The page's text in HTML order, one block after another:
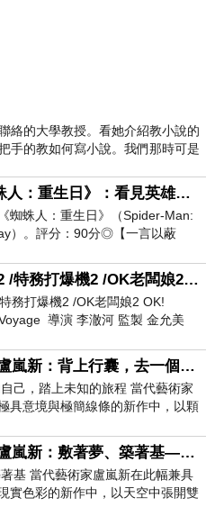
絡的大學教授。看她介紹教小說的
手的教如何寫小說。我們那時可是
影評--《蜘蛛人：重生日》：看見英雄的孤獨與重生
蜘蛛人：重生日》（Spider-Man:
）。評分：90分◎【一言以蔽
一切的英雄，學會放下孤獨、
特務搞飛機2 /特務打爆機2 /OK老闆娘2 OK! Madam: Bon Voyage
務打爆機2 /OK老闆娘2 OK!
導演 李澈河 監製 金允美
嚴正化 朴誠雄
當代藝術家盧嵐新：背上行囊，去一個沒有人認識你的地方——看風景，也遇見渴望出發的自己
己，踏上未知的旅程 當代藝術家
具意境與極簡線條的新作中，以顆
粗糙背景，搭配凝練且具
當代藝術家盧嵐新：敷著夢、築著基——讓筆觸成為存在過的證據，將相遇的溫度熔鑄成新的模樣
基 當代藝術家盧嵐新在此幅兼具
實色彩的新作中，以天空中張開雙
地面上聚集的人群對話，